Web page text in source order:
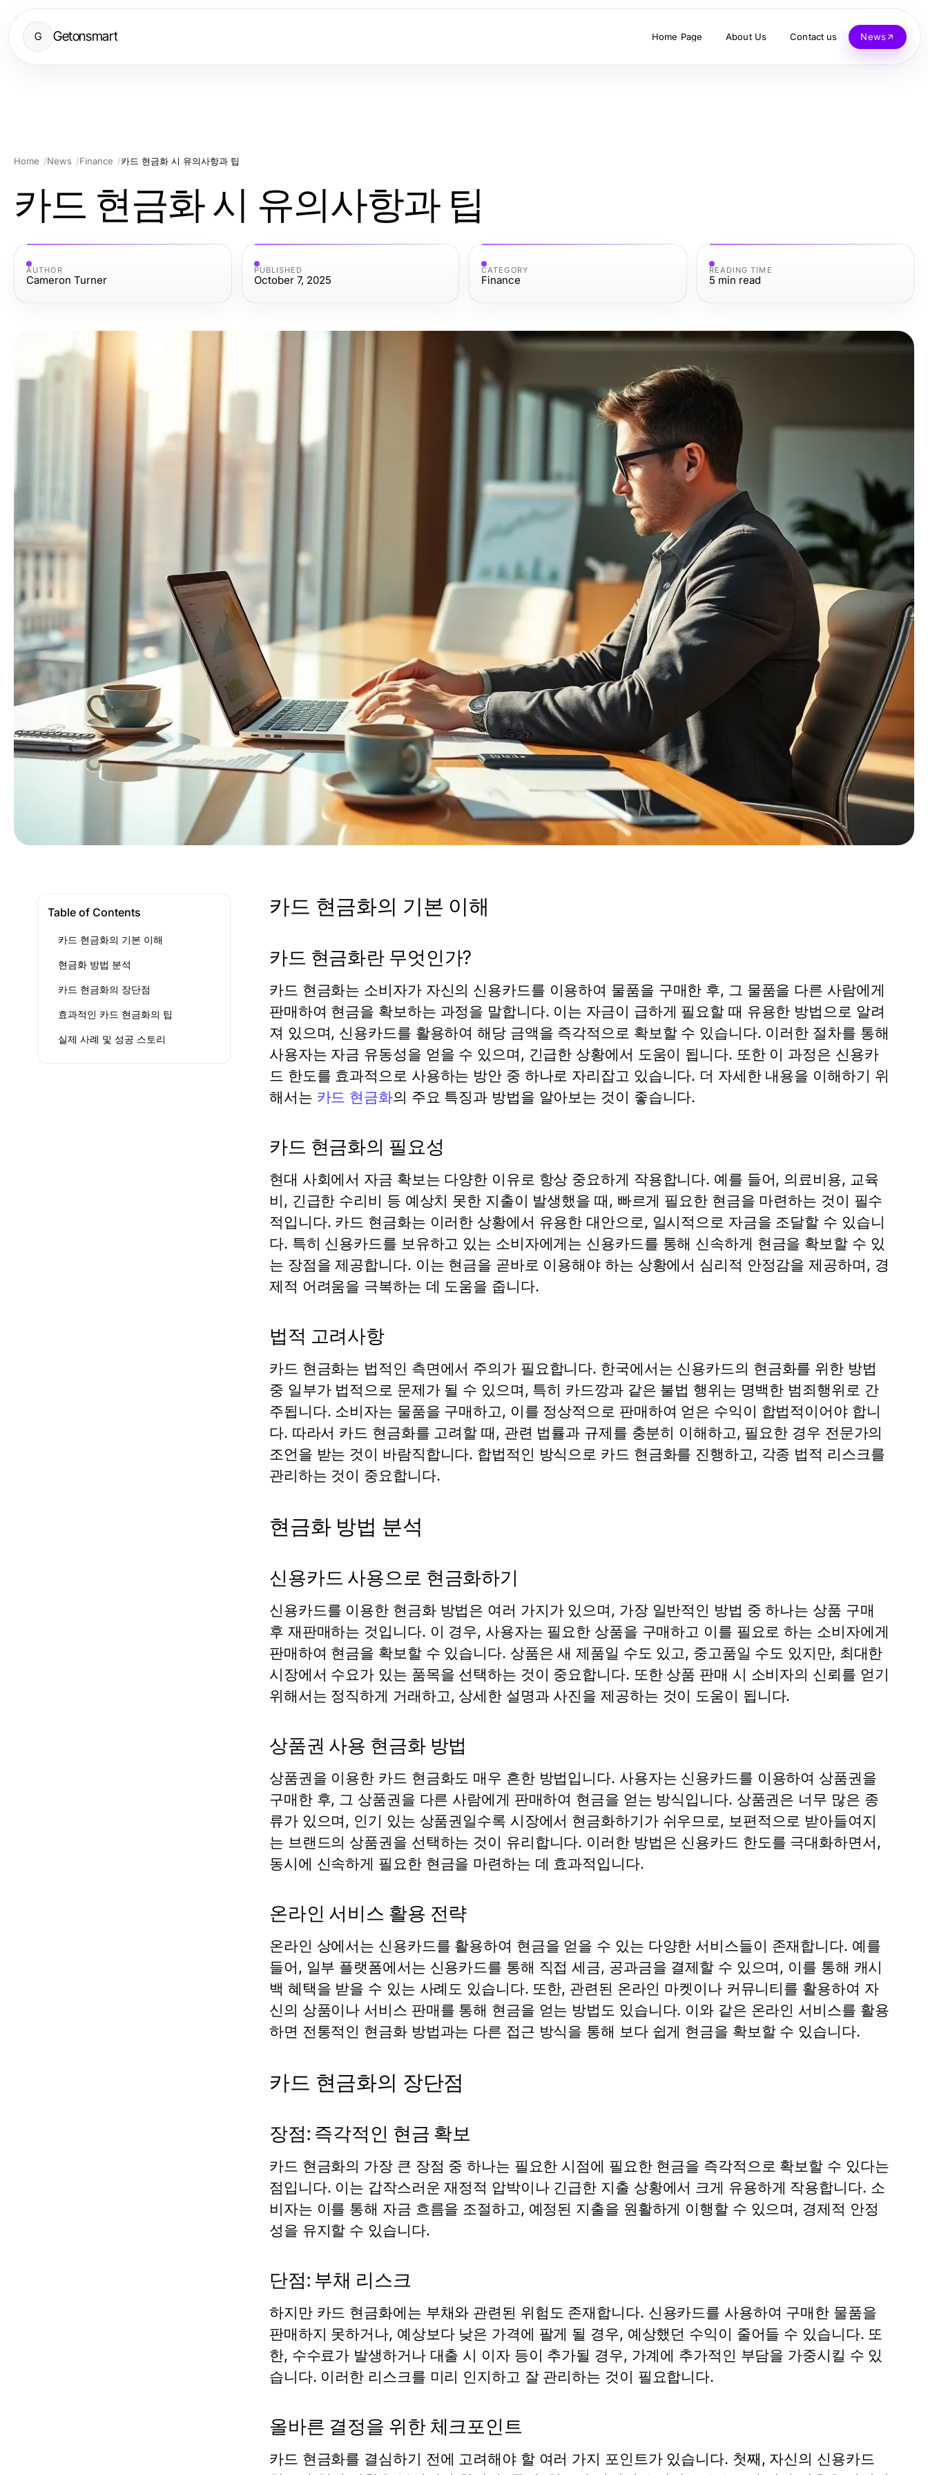
G Getonsmart Home Page About Us Contact us News
Home News Finance 카드 현금화 시 유의사항과 팁
카드 현금화 시 유의사항과 팁
AUTHOR
Cameron Turner
PUBLISHED
October 7, 2025
CATEGORY
Finance
READING TIME
5 min read
Table of Contents
카드 현금화의 기본 이해
현금화 방법 분석
카드 현금화의 장단점
효과적인 카드 현금화의 팁
실제 사례 및 성공 스토리
카드 현금화의 기본 이해
카드 현금화란 무엇인가?
카드 현금화는 소비자가 자신의 신용카드를 이용하여 물품을 구매한 후, 그 물품을 다른 사람에게
판매하여 현금을 확보하는 과정을 말합니다. 이는 자금이 급하게 필요할 때 유용한 방법으로 알려
져 있으며, 신용카드를 활용하여 해당 금액을 즉각적으로 확보할 수 있습니다. 이러한 절차를 통해
사용자는 자금 유동성을 얻을 수 있으며, 긴급한 상황에서 도움이 됩니다. 또한 이 과정은 신용카
드 한도를 효과적으로 사용하는 방안 중 하나로 자리잡고 있습니다. 더 자세한 내용을 이해하기 위
해서는 카드 현금화의 주요 특징과 방법을 알아보는 것이 좋습니다.
카드 현금화의 필요성
현대 사회에서 자금 확보는 다양한 이유로 항상 중요하게 작용합니다. 예를 들어, 의료비용, 교육
비, 긴급한 수리비 등 예상치 못한 지출이 발생했을 때, 빠르게 필요한 현금을 마련하는 것이 필수
적입니다. 카드 현금화는 이러한 상황에서 유용한 대안으로, 일시적으로 자금을 조달할 수 있습니
다. 특히 신용카드를 보유하고 있는 소비자에게는 신용카드를 통해 신속하게 현금을 확보할 수 있
는 장점을 제공합니다. 이는 현금을 곧바로 이용해야 하는 상황에서 심리적 안정감을 제공하며, 경
제적 어려움을 극복하는 데 도움을 줍니다.
법적 고려사항
카드 현금화는 법적인 측면에서 주의가 필요합니다. 한국에서는 신용카드의 현금화를 위한 방법
중 일부가 법적으로 문제가 될 수 있으며, 특히 카드깡과 같은 불법 행위는 명백한 범죄행위로 간
주됩니다. 소비자는 물품을 구매하고, 이를 정상적으로 판매하여 얻은 수익이 합법적이어야 합니
다. 따라서 카드 현금화를 고려할 때, 관련 법률과 규제를 충분히 이해하고, 필요한 경우 전문가의
조언을 받는 것이 바람직합니다. 합법적인 방식으로 카드 현금화를 진행하고, 각종 법적 리스크를
관리하는 것이 중요합니다.
현금화 방법 분석
신용카드 사용으로 현금화하기
신용카드를 이용한 현금화 방법은 여러 가지가 있으며, 가장 일반적인 방법 중 하나는 상품 구매
후 재판매하는 것입니다. 이 경우, 사용자는 필요한 상품을 구매하고 이를 필요로 하는 소비자에게
판매하여 현금을 확보할 수 있습니다. 상품은 새 제품일 수도 있고, 중고품일 수도 있지만, 최대한
시장에서 수요가 있는 품목을 선택하는 것이 중요합니다. 또한 상품 판매 시 소비자의 신뢰를 얻기
위해서는 정직하게 거래하고, 상세한 설명과 사진을 제공하는 것이 도움이 됩니다.
상품권 사용 현금화 방법
상품권을 이용한 카드 현금화도 매우 흔한 방법입니다. 사용자는 신용카드를 이용하여 상품권을
구매한 후, 그 상품권을 다른 사람에게 판매하여 현금을 얻는 방식입니다. 상품권은 너무 많은 종
류가 있으며, 인기 있는 상품권일수록 시장에서 현금화하기가 쉬우므로, 보편적으로 받아들여지
는 브랜드의 상품권을 선택하는 것이 유리합니다. 이러한 방법은 신용카드 한도를 극대화하면서,
동시에 신속하게 필요한 현금을 마련하는 데 효과적입니다.
온라인 서비스 활용 전략
온라인 상에서는 신용카드를 활용하여 현금을 얻을 수 있는 다양한 서비스들이 존재합니다. 예를
들어, 일부 플랫폼에서는 신용카드를 통해 직접 세금, 공과금을 결제할 수 있으며, 이를 통해 캐시
백 혜택을 받을 수 있는 사례도 있습니다. 또한, 관련된 온라인 마켓이나 커뮤니티를 활용하여 자
신의 상품이나 서비스 판매를 통해 현금을 얻는 방법도 있습니다. 이와 같은 온라인 서비스를 활용
하면 전통적인 현금화 방법과는 다른 접근 방식을 통해 보다 쉽게 현금을 확보할 수 있습니다.
카드 현금화의 장단점
장점: 즉각적인 현금 확보
카드 현금화의 가장 큰 장점 중 하나는 필요한 시점에 필요한 현금을 즉각적으로 확보할 수 있다는
점입니다. 이는 갑작스러운 재정적 압박이나 긴급한 지출 상황에서 크게 유용하게 작용합니다. 소
비자는 이를 통해 자금 흐름을 조절하고, 예정된 지출을 원활하게 이행할 수 있으며, 경제적 안정
성을 유지할 수 있습니다.
단점: 부채 리스크
하지만 카드 현금화에는 부채와 관련된 위험도 존재합니다. 신용카드를 사용하여 구매한 물품을
판매하지 못하거나, 예상보다 낮은 가격에 팔게 될 경우, 예상했던 수익이 줄어들 수 있습니다. 또
한, 수수료가 발생하거나 대출 시 이자 등이 추가될 경우, 가계에 추가적인 부담을 가중시킬 수 있
습니다. 이러한 리스크를 미리 인지하고 잘 관리하는 것이 필요합니다.
올바른 결정을 위한 체크포인트
카드 현금화를 결심하기 전에 고려해야 할 여러 가지 포인트가 있습니다. 첫째, 자신의 신용카드